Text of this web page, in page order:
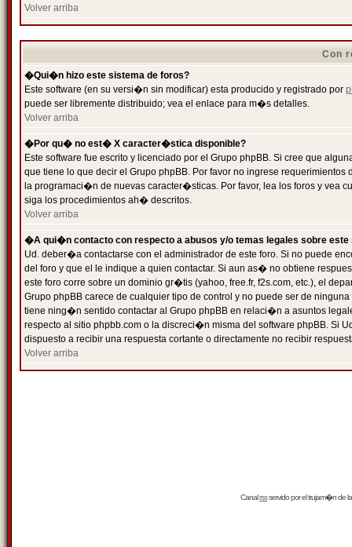
Volver arriba
Con
�Qui�n hizo este sistema de foros?
Este software (en su versi�n sin modificar) esta producido y registrado por
puede ser libremente distribuido; vea el enlace para m�s detalles.
Volver arriba
�Por qu� no est� X caracter�stica disponible?
Este software fue escrito y licenciado por el Grupo phpBB. Si cree que
que tiene lo que decir el Grupo phpBB. Por favor no ingrese
la programaci�n de nuevas caracter�sticas. Por favor, lea los foros y vea
siga los procedimientos ah� descritos.
Volver arriba
�A qui�n contacto con respecto a abusos y/o temas legales sobre este
Ud. deber�a contactarse con el administrador de este foro. Si no puede
del foro y que el le indique a quien contactar. Si aun as� no obtiene
este foro corre sobre un dominio gr�tis (yahoo, free.fr, f2s.com, etc.), el
Grupo phpBB carece de cualquier tipo de control y no puede ser de
tiene ning�n sentido contactar al Grupo phpBB en relaci�n a asuntos
respecto al sitio phpbb.com o la discreci�n misma del software phpBB. Si
dispuesto a recibir una respuesta cortante o directamente no recibir
Volver arriba
Canalrssservido por eltrujam�nde